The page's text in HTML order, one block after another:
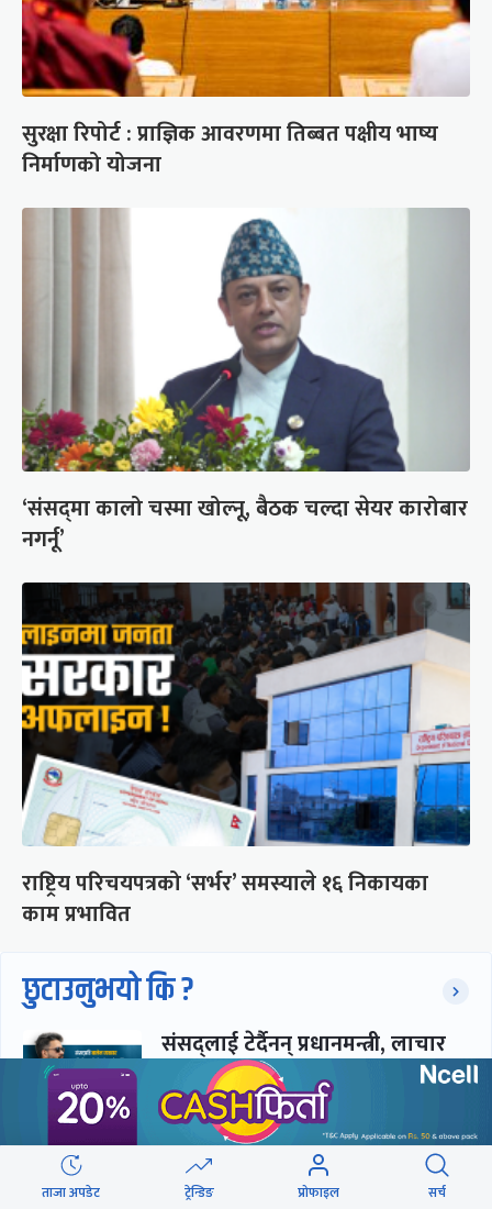
सुरक्षा रिपोर्ट : प्राज्ञिक आवरणमा तिब्बत पक्षीय भाष्य
निर्माणको योजना
‘संसद्‍मा कालो चस्मा खोल्नू, बैठक चल्दा सेयर कारोबार
नगर्नू’
राष्ट्रिय परिचयपत्रको ‘सर्भर’ समस्याले १६ निकायका
काम प्रभावित
छुटाउनुभयो कि ?
संसद्लाई टेर्दैनन् प्रधानमन्त्री, लाचार
छन् सभामुख
‘अस्थायी प्रकृतिको अध्यादेशले ऐनको
व्यवस्था विस्थापित गर्न सक्दैन’
ताजा अपडेट ट्रेन्डिङ प्रोफाइल सर्च